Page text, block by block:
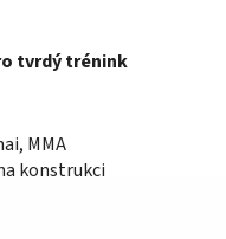
tvrdý trénink
MMA
konstrukci